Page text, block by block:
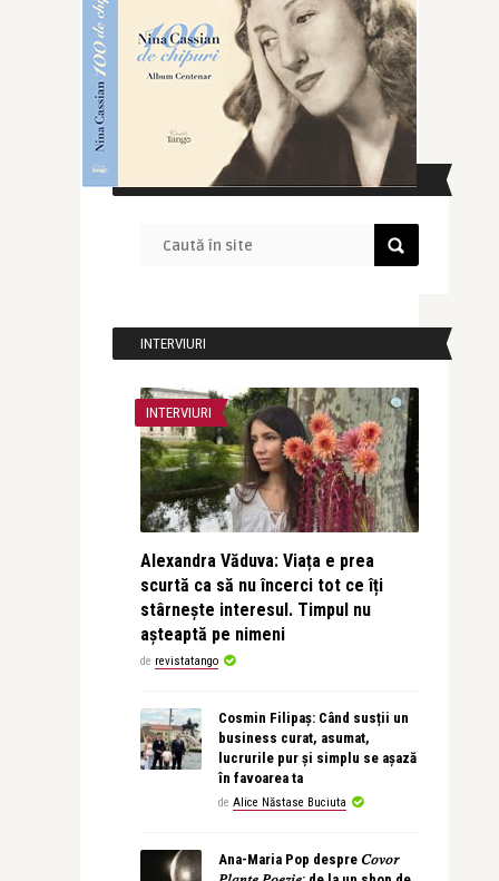
CAUTĂ ÎN SITE
INTERVIURI
INTERVIURI
Alexandra Văduva: Viața e prea
scurtă ca să nu încerci tot ce îți
stârnește interesul. Timpul nu
așteaptă pe nimeni
de revistatango
Cosmin Filipaș: Când susții un
business curat, asumat,
lucrurile pur și simplu se așază
în favoarea ta
de Alice Năstase Buciuta
Ana-Maria Pop despre 𝐶𝑜𝑣𝑜𝑟